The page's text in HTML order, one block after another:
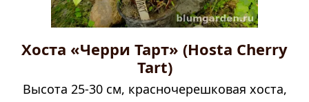
Хоста «Черри Тарт» (Hosta Cherry
Tart)
Высота 25-30 см, красночерешковая хоста,